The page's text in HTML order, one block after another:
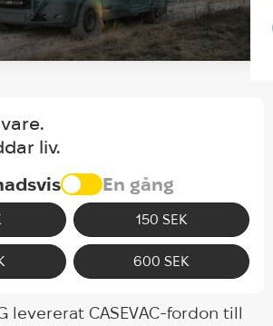
liv.
En gång
150 SEK
600 SEK
levererat CASEVAC-fordon till